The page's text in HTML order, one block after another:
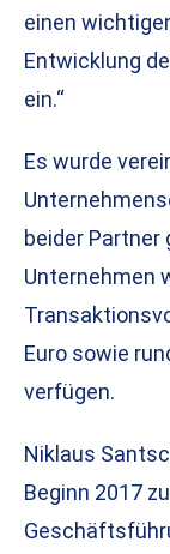
einen
Entwicklung
ein.“
Es wurde
beider Partner
Unternehmen
Euro sowie
verfügen.
Niklaus
Beginn 2017